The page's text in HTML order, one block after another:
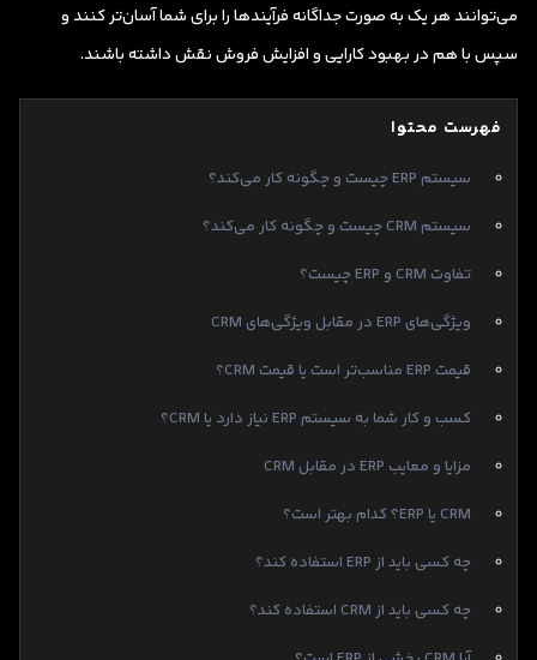
می‌توانند هر یک به صورت جداگانه فرآیندها را برای شما آسان‌تر کنند و
سپس با هم در بهبود کارایی و افزایش فروش نقش داشته باشند.
فهرست محتوا
سیستم ERP چیست و چگونه کار می‌کند؟
سیستم CRM چیست و چگونه کار می‌کند؟
تفاوت CRM و ERP چیست؟
ویژگی‌های ERP در مقابل ویژگی‌های CRM
قیمت ERP مناسب‌تر است یا قیمت CRM؟
کسب و کار شما به سیستم ERP نیاز دارد یا CRM؟
مزایا و معایب ERP در مقابل CRM
CRM یا ERP؟ کدام بهتر است؟
چه کسی باید از ERP استفاده کند؟
چه کسی باید از CRM استفاده کند؟